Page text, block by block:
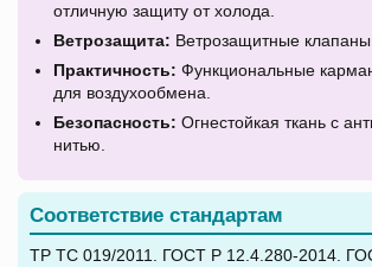
отличную защиту от холода.
Ветрозащита: Ветрозащитные клапаны
Практичность: Функциональные
для воздухообмена.
Безопасность: Огнестойкая ткань с
нитью.
Соответствие стандартам
ТР ТС 019/2011. ГОСТ Р 12.4.280-2014.